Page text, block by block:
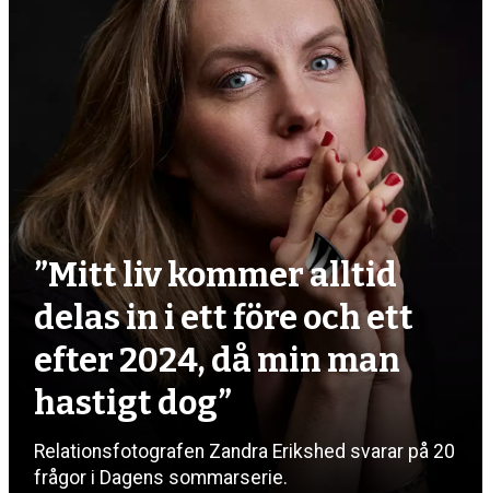
”Mitt liv kommer alltid
delas in i ett före och ett
efter 2024, då min man
hastigt dog”
Relationsfotografen Zandra Erikshed svarar på 20
frågor i Dagens sommarserie.